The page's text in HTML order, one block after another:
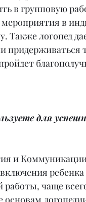
в групповую
в
Также логопед
придерживаться
для
и
работы, чаще
основам